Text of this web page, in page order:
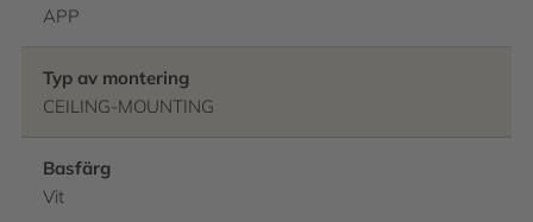
APP
Typ av montering
CEILING-MOUNTING
Basfärg
Vit